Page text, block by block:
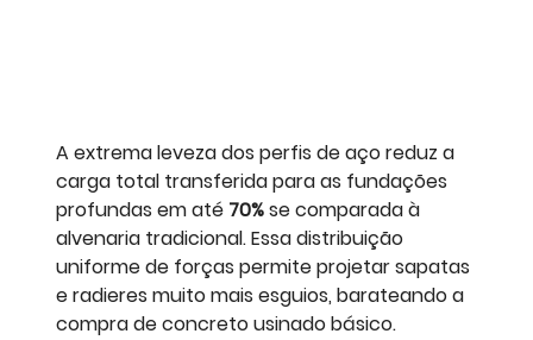
A extrema leveza dos perfis de aço reduz a
carga total transferida para as fundações
profundas em até 70%se comparada à
alvenaria tradicional. Essa distribuição
uniforme de forças permite projetar sapatas
e radieres muito mais esguios, barateando a
compra de concreto usinado básico.